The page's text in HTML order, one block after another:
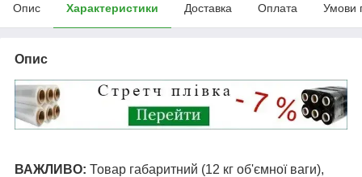
Опис Характеристики Доставка Оплата Умови
Опис
ВАЖЛИВО: Товар габаритний (12 кг об'ємної ваги),